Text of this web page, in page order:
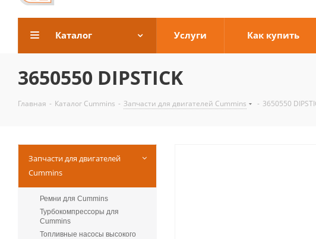
Каталог Услуги Как купить
3650550 DIPSTICK
Главная - Каталог Cummins - Запчасти для двигателей Cummins - 3650550
Запчасти для двигателей
Cummins
Ремни для Cummins
Турбокомпрессоры для
Сummins
Топливные насосы высокого